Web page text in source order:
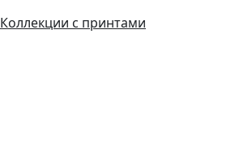
Коллекции с принтами